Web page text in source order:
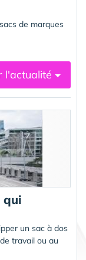
de marques
l'actualité
qui
un sac à dos
travail ou au